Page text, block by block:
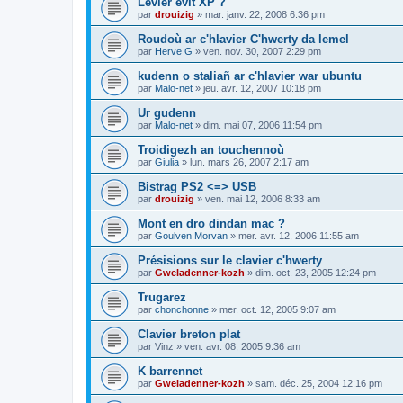
par drouizig » mar. janv. 22, 2008 6:36 pm
Roudoù ar c'hlavier C'hwerty da lemel
par Herve G » ven. nov. 30, 2007 2:29 pm
kudenn o staliañ ar c'hlavier war ubuntu
par Malo-net » jeu. avr. 12, 2007 10:18 pm
Ur gudenn
par Malo-net » dim. mai 07, 2006 11:54 pm
Troidigezh an touchennoù
par Giulia » lun. mars 26, 2007 2:17 am
Bistrag PS2 <=> USB
par drouizig » ven. mai 12, 2006 8:33 am
Mont en dro dindan mac ?
par Goulven Morvan » mer. avr. 12, 2006 11:55 am
Présisions sur le clavier c'hwerty
par Gweladenner-kozh » dim. oct. 23, 2005 12:24 pm
Trugarez
par chonchonne » mer. oct. 12, 2005 9:07 am
Clavier breton plat
par Vinz » ven. avr. 08, 2005 9:36 am
K barrennet
par Gweladenner-kozh » sam. déc. 25, 2004 12:16 pm